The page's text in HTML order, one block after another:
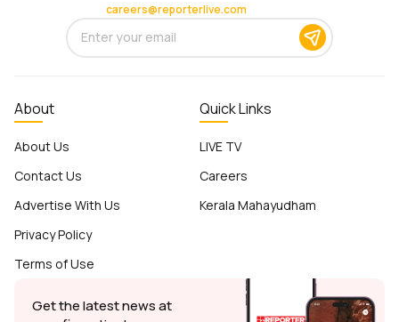
careers@reporterlive.com
About
About Us
Contact Us
Advertise With Us
Privacy Policy
Terms of Use
Quick Links
LIVE TV
Careers
Kerala Mahayudham
Get the latest news at